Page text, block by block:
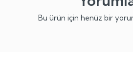
Bu ürün için henüz bir yorum